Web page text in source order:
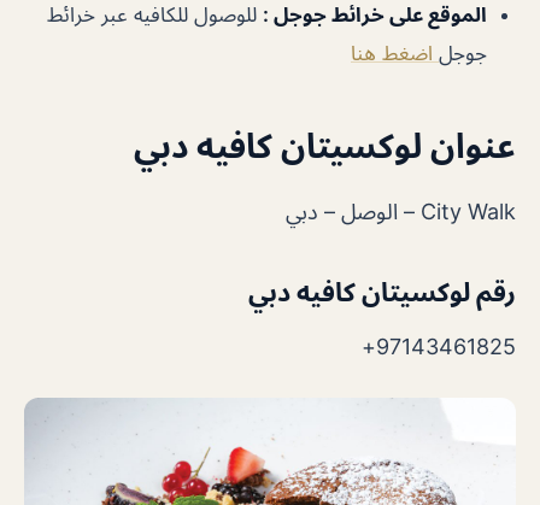
الموقع على خرائط جوجل : للوصول للكافيه عبر خرائط
جوجل اضغط هنا
عنوان لوكسيتان كافيه دبي
City Walk – الوصل‎ – دبي
رقم لوكسيتان كافيه دبي
97143461825+